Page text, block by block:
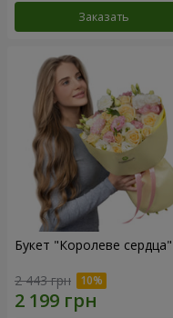
Заказать
Букет "Королеве сердца"
2 443 грн